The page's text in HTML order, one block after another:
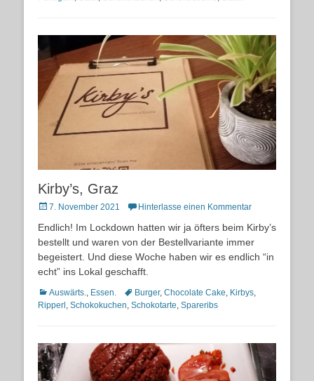
Kirby’s, Graz
Posted
7. November 2021 Hinterlasse einen Kommentar
Endlich! Im Lockdown hatten wir ja öfters beim Kirby’s
bestellt und waren von der Bestellvariante immer
begeistert. Und diese Woche haben wir es endlich “in
echt” ins Lokal geschafft.
Kategorien
Auswärts. Essen. Schlagworte
Burger, Chocolate Cake Kirbys
Ripperl Schokokuchen Schokotarte Spareribs